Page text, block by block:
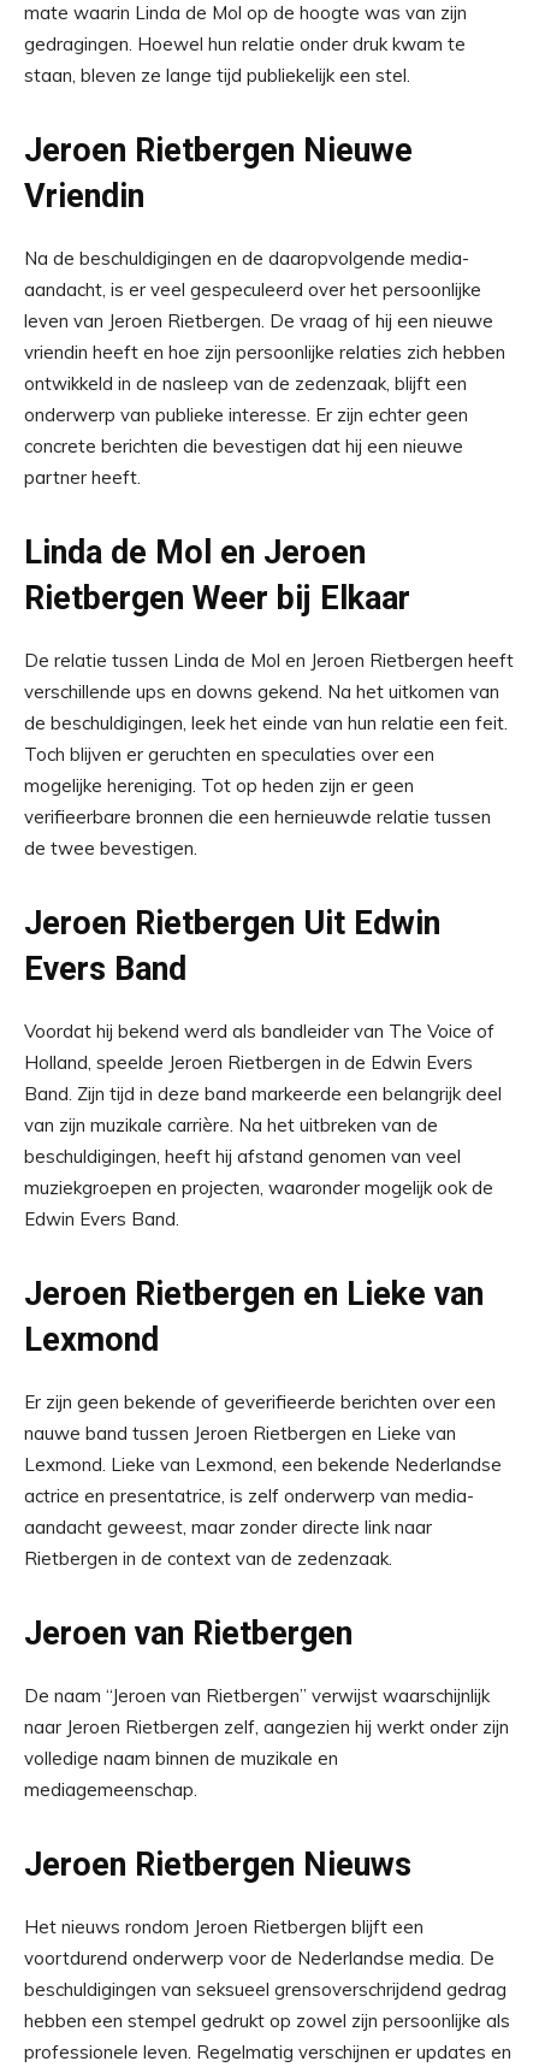
mate waarin Linda de Mol op de hoogte was van zijn
gedragingen. Hoewel hun relatie onder druk kwam te
staan, bleven ze lange tijd publiekelijk een stel.
Jeroen Rietbergen Nieuwe
Vriendin
Na de beschuldigingen en de daaropvolgende media-
aandacht, is er veel gespeculeerd over het persoonlijke
leven van Jeroen Rietbergen. De vraag of hij een nieuwe
vriendin heeft en hoe zijn persoonlijke relaties zich hebben
ontwikkeld in de nasleep van de zedenzaak, blijft een
onderwerp van publieke interesse. Er zijn echter geen
concrete berichten die bevestigen dat hij een nieuwe
partner heeft.
Linda de Mol en Jeroen
Rietbergen Weer bij Elkaar
De relatie tussen Linda de Mol en Jeroen Rietbergen heeft
verschillende ups en downs gekend. Na het uitkomen van
de beschuldigingen, leek het einde van hun relatie een feit.
Toch blijven er geruchten en speculaties over een
mogelijke hereniging. Tot op heden zijn er geen
verifieerbare bronnen die een hernieuwde relatie tussen
de twee bevestigen.
Jeroen Rietbergen Uit Edwin
Evers Band
Voordat hij bekend werd als bandleider van The Voice of
Holland, speelde Jeroen Rietbergen in de Edwin Evers
Band. Zijn tijd in deze band markeerde een belangrijk deel
van zijn muzikale carrière. Na het uitbreken van de
beschuldigingen, heeft hij afstand genomen van veel
muziekgroepen en projecten, waaronder mogelijk ook de
Edwin Evers Band.
Jeroen Rietbergen en Lieke van
Lexmond
Er zijn geen bekende of geverifieerde berichten over een
nauwe band tussen Jeroen Rietbergen en Lieke van
Lexmond. Lieke van Lexmond, een bekende Nederlandse
actrice en presentatrice, is zelf onderwerp van media-
aandacht geweest, maar zonder directe link naar
Rietbergen in de context van de zedenzaak.
Jeroen van Rietbergen
De naam “Jeroen van Rietbergen” verwijst waarschijnlijk
naar Jeroen Rietbergen zelf, aangezien hij werkt onder zijn
volledige naam binnen de muzikale en
mediagemeenschap.
Jeroen Rietbergen Nieuws
Het nieuws rondom Jeroen Rietbergen blijft een
voortdurend onderwerp voor de Nederlandse media. De
beschuldigingen van seksueel grensoverschrijdend gedrag
hebben een stempel gedrukt op zowel zijn persoonlijke als
professionele leven. Regelmatig verschijnen er updates en